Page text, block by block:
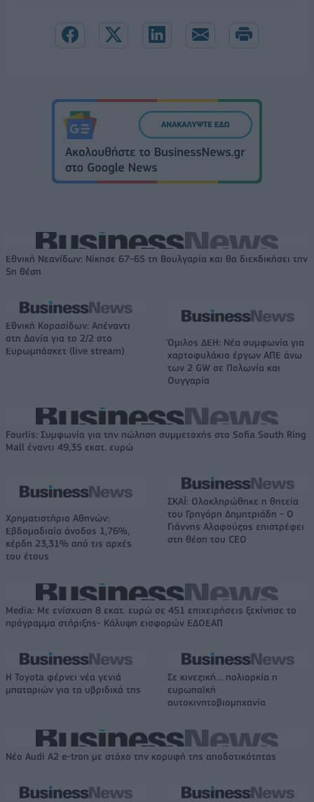
Εθνική Νεανίδων: Νίκησε 67-65 τη Βουλγαρία και θα διεκδικήσει την
5η θέση
Εθνική Κορασίδων: Απέναντι
στη Δανία για το 2/2 στο
Ευρωμπάσκετ (live stream)
Όμιλος ΔΕΗ: Νέα συμφωνία για
χαρτοφυλάκιο έργων ΑΠΕ άνω
των 2 GW σε Πολωνία και
Ουγγαρία
Fourlis: Συμφωνία για την πώληση συμμετοχής στο Sofia South Ring
Mall έναντι 49,35 εκατ. ευρώ
Χρηματιστήριο Αθηνών:
Εβδομαδιαία άνοδος 1,76%,
κέρδη 23,31% από τις αρχές
του έτους
ΣΚΑΪ: Ολοκληρώθηκε η θητεία
του Γρηγόρη Δημητριάδη - Ο
Γιάννης Αλαφούζος επιστρέφει
στη θέση του CEO
Media: Με ενίσχυση 8 εκατ. ευρώ σε 451 επιχειρήσεις ξεκίνησε το
πρόγραμμα στήριξης- Κάλυψη εισφορών ΕΔΟΕΑΠ
Η Toyota φέρνει νέα γενιά
μπαταριών για τα υβριδικά της
Σε κινεζική… πολιορκία η
ευρωπαϊκή
αυτοκινητοβιομηχανία
Νέο Audi A2 e-tron με στόχο την κορυφή της αποδοτικότητας